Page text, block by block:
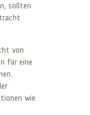
sollten
von
für eine
wie